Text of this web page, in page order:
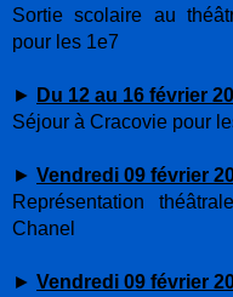
Sortie scolaire au
pour les 1e7
► Du 12 au 16 février
Séjour à Cracovie pour
► Vendredi 09 février
Représentation
Chanel
► Vendredi 09 février